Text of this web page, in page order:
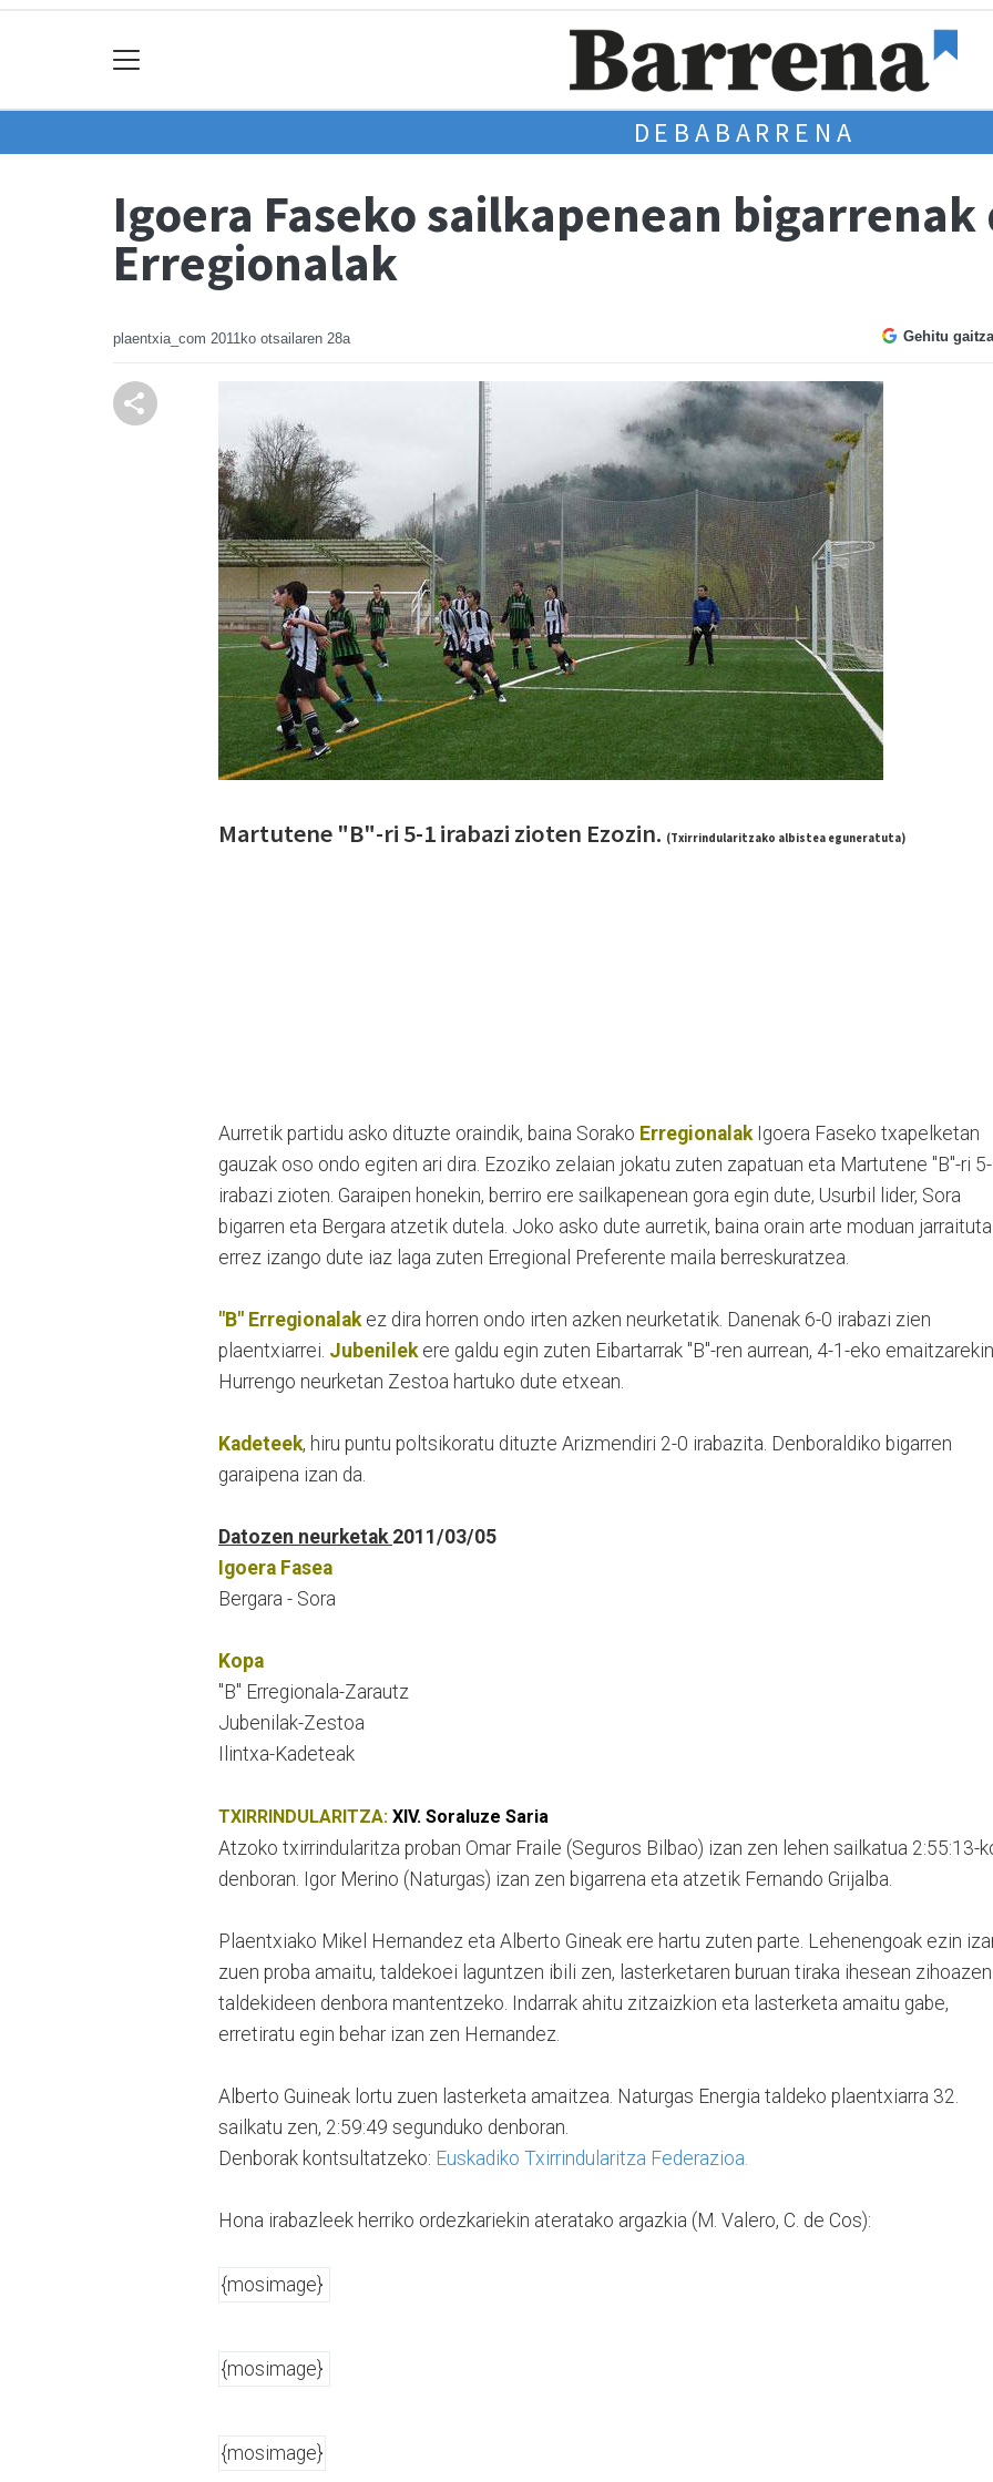
DEBABARRENA
Igoera Faseko sailkapenean bigarrenak
Erregionalak
plaentxia_com 2011ko otsailaren 28a Gehitu
Martutene "B"-ri 5-1 irabazi zioten Ezozin. (Txirrindularitzako albistea eguneratuta)
Aurretik partidu asko dituzte oraindik, baina Sorako Erregionalak Igoera Faseko txapelketan
gauzak oso ondo egiten ari dira. Ezoziko zelaian jokatu zuten zapatuan eta Martutene "B"-ri
irabazi zioten. Garaipen honekin, berriro ere sailkapenean gora egin dute, Usurbil lider, Sora
bigarren eta Bergara atzetik dutela. Joko asko dute aurretik, baina orain arte moduan jarraituta
errez izango dute iaz laga zuten Erregional Preferente maila berreskuratzea.
"B" Erregionalak ez dira horren ondo irten azken neurketatik. Danenak 6-0 irabazi zien
plaentxiarrei. Jubenilekere galdu egin zuten Eibartarrak "B"-ren aurrean, 4-1-eko
Hurrengo neurketan Zestoa hartuko dute etxean.
Kadeteek, hiru puntu poltsikoratu dituzte Arizmendiri 2-0 irabazita. Denboraldiko bigarren
garaipena izan da.
Datozen neurketak 2011/03/05
Igoera Fasea
Bergara - Sora
Kopa
"B" Erregionala-Zarautz
Jubenilak-Zestoa
Ilintxa-Kadeteak
TXIRRINDULARITZA: XIV. Soraluze Saria
Atzoko txirrindularitza proban Omar Fraile (Seguros Bilbao) izan zen lehen sailkatua 2:55:13-
denboran. Igor Merino (Naturgas) izan zen bigarrena eta atzetik Fernando Grijalba.
Plaentxiako Mikel Hernandez eta Alberto Gineak ere hartu zuten parte. Lehenengoak ezin
zuen proba amaitu, taldekoei laguntzen ibili zen, lasterketaren buruan tiraka ihesean zihoazen
taldekideen denbora mantentzeko. Indarrak ahitu zitzaizkion eta lasterketa amaitu gabe,
erretiratu egin behar izan zen Hernandez.
Alberto Guineak lortu zuen lasterketa amaitzea. Naturgas Energia taldeko plaentxiarra 32.
sailkatu zen, 2:59:49 segunduko denboran.
Denborak kontsultatzeko: Euskadiko Txirrindularitza Federazioa.
Hona irabazleek herriko ordezkariekin ateratako argazkia (M. Valero, C. de Cos):
{mosimage}
{mosimage}
{mosimage}